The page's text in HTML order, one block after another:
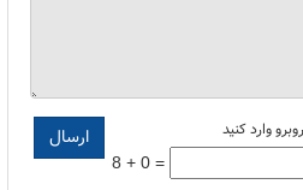
وارد کنید
8 + 0 =